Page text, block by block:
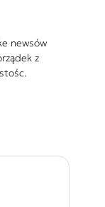
newsów
z